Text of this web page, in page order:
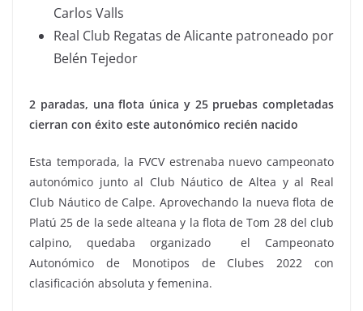
Carlos Valls
Real Club Regatas de Alicante patroneado por
Belén Tejedor
2 paradas, una flota única y 25 pruebas completadas
cierran con éxito este autonómico recién nacido
Esta temporada, la FVCV estrenaba nuevo campeonato
autonómico junto al Club Náutico de Altea y al Real
Club Náutico de Calpe. Aprovechando la nueva flota de
Platú 25 de la sede alteana y la flota de Tom 28 del club
calpino, quedaba organizado el Campeonato
Autonómico de Monotipos de Clubes 2022 con
clasificación absoluta y femenina.